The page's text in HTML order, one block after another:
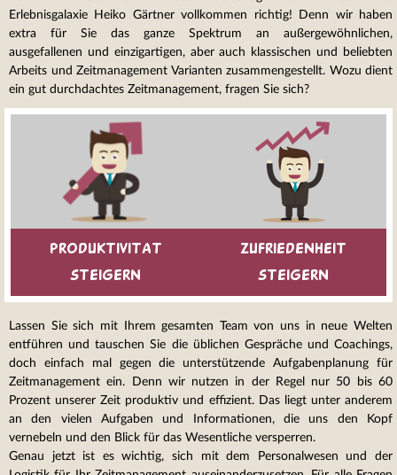
Erlebnisgalaxie Heiko Gärtner vollkommen richtig! Denn wir haben
extra für Sie das ganze Spektrum an außergewöhnlichen,
ausgefallenen und einzigartigen, aber auch klassischen und beliebten
Arbeits und Zeitmanagement Varianten zusammengestellt. Wozu dient
ein gut durchdachtes Zeitmanagement, fragen Sie sich?
Produktivitat
steigern
Zufriedenheit
steigern
Lassen Sie sich mit Ihrem gesamten Team von uns in neue Welten
entführen und tauschen Sie die üblichen Gespräche und Coachings,
doch einfach mal gegen die unterstützende Aufgabenplanung für
Zeitmanagement ein. Denn wir nutzen in der Regel nur 50 bis 60
Prozent unserer Zeit produktiv und effizient. Das liegt unter anderem
an den vielen Aufgaben und Informationen, die uns den Kopf
vernebeln und den Blick für das Wesentliche versperren.
Genau jetzt ist es wichtig, sich mit dem Personalwesen und der